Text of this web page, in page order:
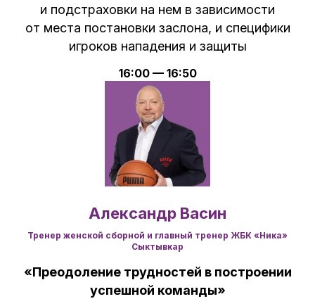
и подстраховки на нем в зависимости
от места постановки заслона, и специфики
игроков нападения и защиты
16:00 — 16:50
Александр Васин
Тренер женской сборной и главный тренер ЖБК «Ника»
Сыктывкар
«Преодоление трудностей в построении
успешной команды»